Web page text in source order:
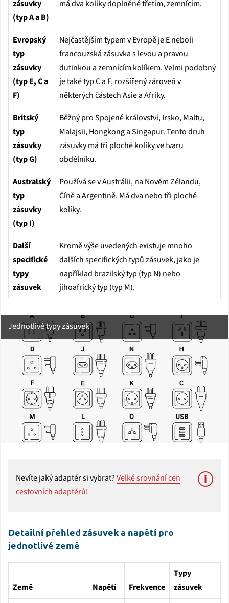
zásuvky
(typ A a B)
má dva kolíky doplněné třetím, zemnícím.
Evropský
typ
zásuvky
(typ E, C a
F)
Nejčastějším typem v Evropě je E neboli
francouzská zásuvka s levou a pravou
dutinkou a zemnícím kolíkem. Velmi podobný
je také typ C a F, rozšířený zároveň v
některých částech Asie a Afriky.
Britský
typ
zásuvky
(typ G)
Běžný pro Spojené království, Irsko, Maltu,
Malajsii, Hongkong a Singapur. Tento druh
zásuvky má tři ploché kolíky ve tvaru
obdélníku.
Australský
typ
zásuvky
(typ I)
Používá se v Austrálii, na Novém Zélandu,
Číně a Argentině. Má dva nebo tři ploché
kolíky.
Další
specifické
typy
zásuvek
Kromě výše uvedených existuje mnoho
dalších specifických typů zásuvek, jako je
například brazilský typ (typ N) nebo
jihoafrický typ (typ M).
Jednotlivé typy zásuvek
Nevíte jaký adaptér si vybrat?Velké srovnání cen
cestovních adaptérů!
Detailní přehled zásuvek a napětí pro
jednotlivé země
Země Napětí Frekvence
Typy
zásuvek